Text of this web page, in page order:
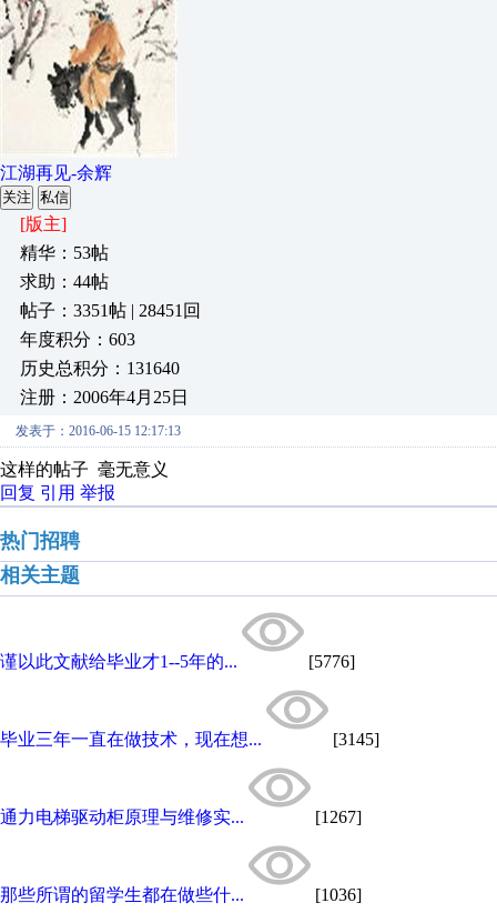
江湖再见-余辉
关注 私信
[版主]
精华：53帖
求助：44帖
帖子：3351帖 | 28451回
年度积分：603
历史总积分：131640
注册：2006年4月25日
发表于：2016-06-15 12:17:13
这样的帖子 毫无意义
回复 引用 举报
热门招聘
相关主题
谨以此文献给毕业才1--5年的... [5776]
毕业三年一直在做技术，现在想... [3145]
通力电梯驱动柜原理与维修实... [1267]
那些所谓的留学生都在做些什... [1036]